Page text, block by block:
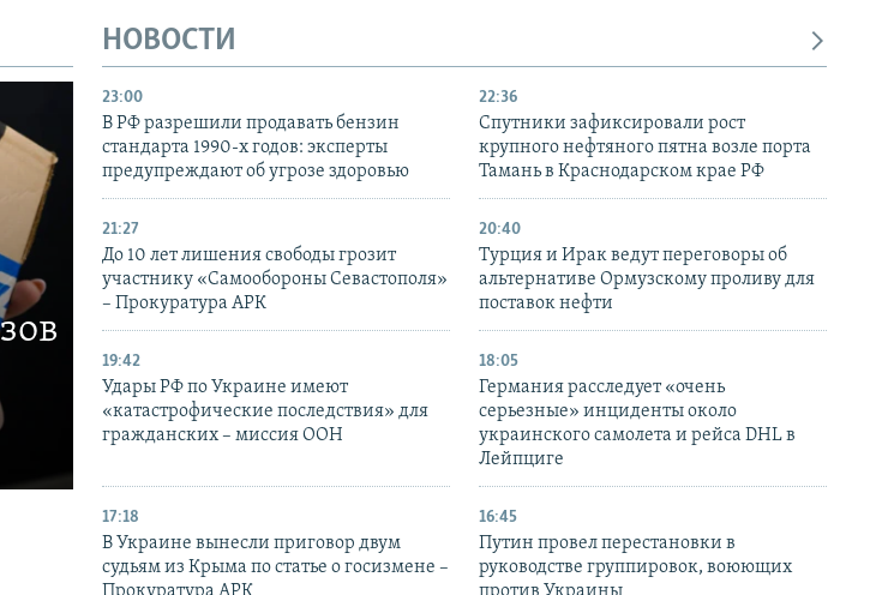
НОВОСТИ
23:00
В РФ разрешили продавать бензин
стандарта 1990-х годов: эксперты
предупреждают об угрозе здоровью
22:36
Спутники зафиксировали рост
крупного нефтяного пятна возле порта
Тамань в Краснодарском крае РФ
21:27
До 10 лет лишения свободы грозит
участнику «Самообороны Севастополя»
– Прокуратура АРК
20:40
Турция и Ирак ведут переговоры об
альтернативе Ормузскому проливу для
поставок нефти
19:42
Удары РФ по Украине имеют
«катастрофические последствия» для
гражданских – миссия ООН
18:05
Германия расследует «очень
серьезные» инциденты около
украинского самолета и рейса DHL в
Лейпциге
17:18
В Украине вынесли приговор двум
судьям из Крыма по статье о госизмене –
16:45
Путин провел перестановки в
руководстве группировок, воюющих